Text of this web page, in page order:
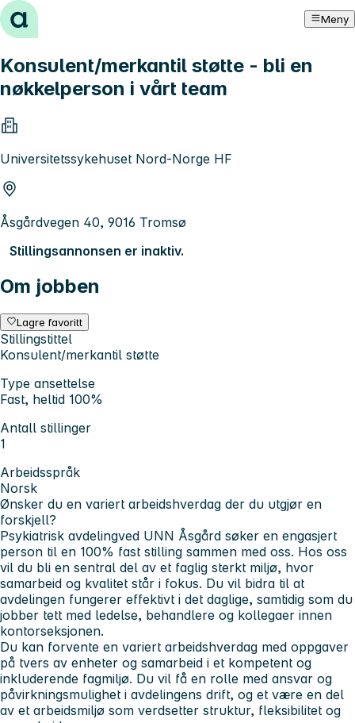
Hopp til innhold Meny
Konsulent/merkantil støtte - bli en
nøkkelperson i vårt team
Universitetssykehuset Nord-Norge HF
Åsgårdvegen 40, 9016 Tromsø
Stillingsannonsen er inaktiv.
Om jobben
Lagre favoritt
Stillingstittel
Konsulent/merkantil støtte
Type ansettelse
Fast, heltid 100%
Antall stillinger
1
Arbeidsspråk
Norsk
Ønsker du en variert arbeidshverdag der du utgjør en
forskjell?
Psykiatrisk avdelingved UNN Åsgård søker en engasjert
person til en 100% fast stilling sammen med oss. Hos oss
vil du bli en sentral del av et faglig sterkt miljø, hvor
samarbeid og kvalitet står i fokus. Du vil bidra til at
avdelingen fungerer effektivt i det daglige, samtidig som du
jobber tett med ledelse, behandlere og kollegaer innen
kontorseksjonen.
Du kan forvente en variert arbeidshverdag med oppgaver
på tvers av enheter og samarbeid i et kompetent og
inkluderende fagmiljø. Du vil få en rolle med ansvar og
påvirkningsmulighet i avdelingens drift, og et være en del
av et arbeidsmiljø som verdsetter struktur, fleksibilitet og